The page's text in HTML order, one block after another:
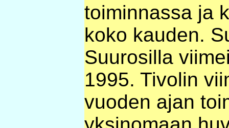
toiminnassa ja
koko kauden.
Suurosilla
1995. Tivolin
vuoden ajan